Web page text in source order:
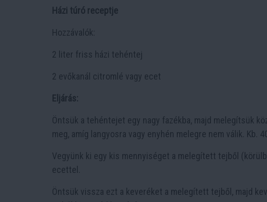
Házi túró receptje
Hozzávalók:
2 liter friss házi tehéntej
2 evőkanál citromlé vagy ecet
Eljárás:
Öntsük a tehéntejet egy nagy fazékba, majd melegítsük
meg, amíg langyosra vagy enyhén melegre nem válik. Kb.
Vegyünk ki egy kis mennyiséget a melegített tejből
ecettel.
Öntsük vissza ezt a keveréket a melegített tejből, majd